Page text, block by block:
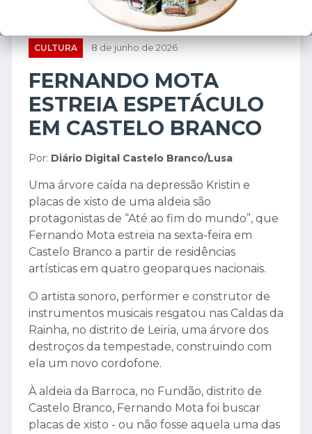
CULTURA 8 de junho de 2026
FERNANDO MOTA
ESTREIA ESPETÁCULO
EM CASTELO BRANCO
Por: Diário Digital Castelo Branco/Lusa
Uma árvore caída na depressão Kristin e
placas de xisto de uma aldeia são
protagonistas de “Até ao fim do mundo”, que
Fernando Mota estreia na sexta-feira em
Castelo Branco a partir de residências
artísticas em quatro geoparques nacionais.
O artista sonoro, performer e construtor de
instrumentos musicais resgatou nas Caldas da
Rainha, no distrito de Leiria, uma árvore dos
destroços da tempestade, construindo com
ela um novo cordofone.
À aldeia da Barroca, no Fundão, distrito de
Castelo Branco, Fernando Mota foi buscar
placas de xisto - ou não fosse aquela uma das